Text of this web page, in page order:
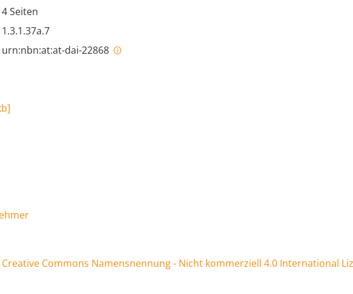
4 Seiten
1.3.1.37a.7
urn:nbn:at:at-dai-22868
]
Creative Commons Namensnennung - Nicht kommerziell 4.0 International